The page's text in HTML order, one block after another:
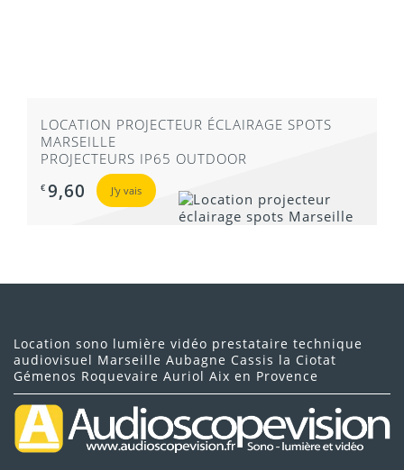
LOCATION PROJECTEUR ÉCLAIRAGE SPOTS
MARSEILLE
PROJECTEURS IP65 OUTDOOR
€ 9,60 J'y vais
Location sono lumière vidéo prestataire technique
audiovisuel Marseille Aubagne Cassis la Ciotat
Gémenos Roquevaire Auriol Aix en Provence